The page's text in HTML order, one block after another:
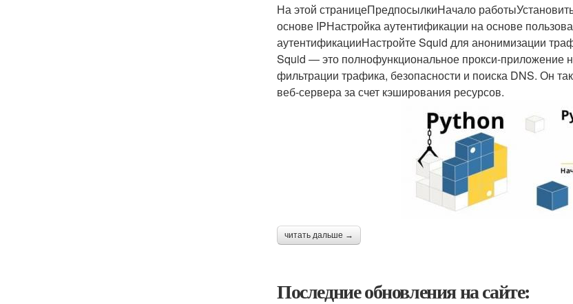
На этой страницеПредпосылкиНачало
основе IPНастройка аутентификации на основе
аутентификацииНастройте Squid для анонимизации
Squid — это полнофункциональное прокси-приложение
фильтрации трафика, безопасности и поиска DNS. Он
веб-сервера за счет кэширования ресурсов.
читать дальше →
Последние обновления на сайте: